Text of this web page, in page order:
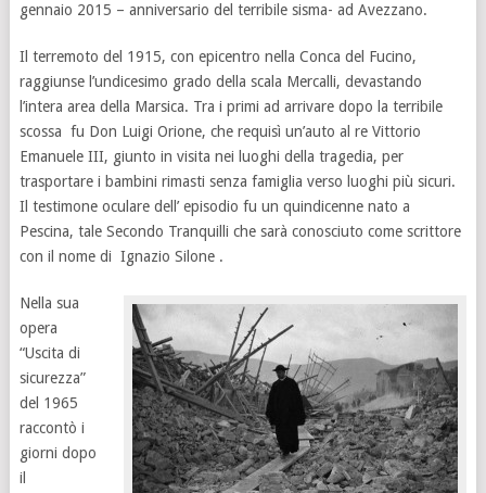
gennaio 2015 – anniversario del terribile sisma- ad Avezzano.
Il terremoto del 1915, con epicentro nella Conca del Fucino,
raggiunse l’undicesimo grado della scala Mercalli, devastando
l’intera area della Marsica. Tra i primi ad arrivare dopo la terribile
scossa fu Don Luigi Orione, che requisì un’auto al re Vittorio
Emanuele III, giunto in visita nei luoghi della tragedia, per
trasportare i bambini rimasti senza famiglia verso luoghi più sicuri.
Il testimone oculare dell’ episodio fu un quindicenne nato a
Pescina, tale Secondo Tranquilli che sarà conosciuto come scrittore
con il nome di Ignazio Silone .
Nella sua
opera
“Uscita di
sicurezza”
del 1965
raccontò i
giorni dopo
il